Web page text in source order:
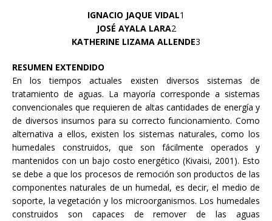
IGNACIO JAQUE VIDAL1
JOSÉ AYALA LARA2
KATHERINE LIZAMA ALLENDE3
RESUMEN EXTENDIDO
En los tiempos actuales existen diversos sistemas de
tratamiento de aguas. La mayoría corresponde a sistemas
convencionales que requieren de altas cantidades de energía y
de diversos insumos para su correcto funcionamiento. Como
alternativa a ellos, existen los sistemas naturales, como los
humedales construidos, que son fácilmente operados y
mantenidos con un bajo costo energético (Kivaisi, 2001). Esto
se debe a que los procesos de remoción son productos de las
componentes naturales de un humedal, es decir, el medio de
soporte, la vegetación y los microorganismos. Los humedales
construidos son capaces de remover de las aguas